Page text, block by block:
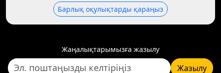
Барлық оқулықтарды қараңыз
Жаңалықтарымызға жазылу
Жазылу